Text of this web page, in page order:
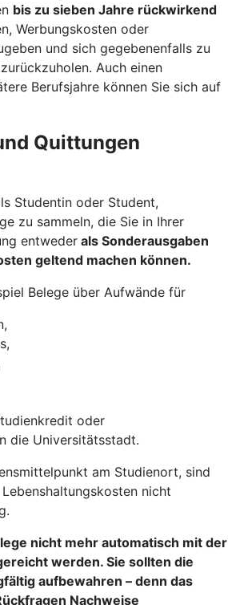
bis zu sieben Jahre rückwirkend
Werbungskosten oder
und sich gegebenenfalls zu
Auch einen
Berufsjahre können Sie sich auf
Quittungen
Studentin oder Student,
zu sammeln, die Sie in Ihrer
entweder als Sonderausgaben
geltend machen können.
Belege über Aufwände für
oder
die Universitätsstadt.
am Studienort, sind
nicht
nicht mehr automatisch mit der
werden. Sie sollten die
aufbewahren – denn das
Nachweise